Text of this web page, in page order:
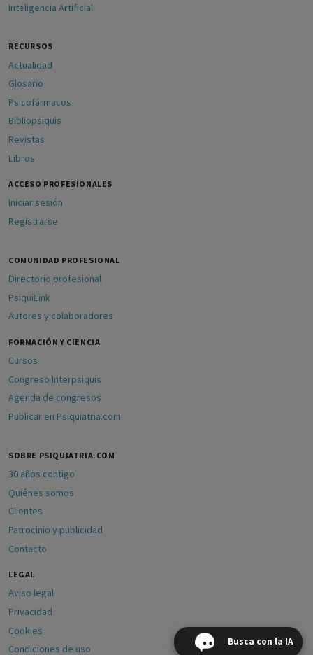
Busca con la IA
Inteligencia Artificial
RECURSOS
Actualidad
Glosario
Psicofármacos
Bibliopsiquis
Revistas
Libros
ACCESO PROFESIONALES
Iniciar sesión
Registrarse
COMUNIDAD PROFESIONAL
Directorio profesional
PsiquiLink
Autores y colaboradores
FORMACIÓN Y CIENCIA
Cursos
Congreso Interpsiquis
Agenda de congresos
Publicar en Psiquiatria.com
SOBRE PSIQUIATRIA.COM
30 años contigo
Quiénes somos
Clientes
Patrocinio y publicidad
Contacto
LEGAL
Aviso legal
Privacidad
Cookies
Condiciones de uso